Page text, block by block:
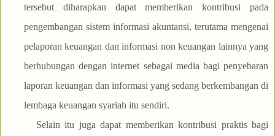
tersebut diharapkan dapat memberikan kontribusi pada
pengembangan sistem informasi akuntansi, terutama mengenai
pelaporan keuangan dan informasi non keuangan lainnya yang
berhubungan dengan internet sebagai media bagi penyebaran
laporan keuangan dan informasi yang sedang berkembangan di
lembaga keuangan syariah itu sendiri.
Selain itu juga dapat memberikan kontribusi praktis bagi